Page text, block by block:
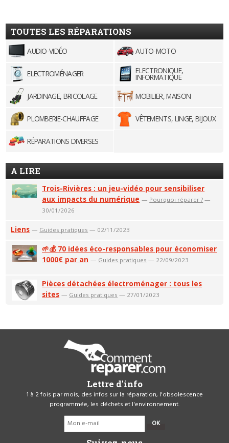
TOUTES LES RÉPARATIONS
AUDIO-VIDÉO AUTO-MOTO
ELECTROMÉNAGER ELECTRONIQUE,
INFORMATIQUE
JARDINAGE, BRICOLAGE
MOBILIER, MAISON
PLOMBERIE-CHAUFFAGE VÊTEMENTS, LINGE, BIJOUX
RÉPARATIONS DIVERSES
A LIRE
Trois-Rivières : un jeu-vidéo pour sensibiliser
aux impacts du numérique — Pourquoi réparer ? —
30/01/2026
Liens — Guides pratiques — 02/11/2023
🌱💰 70 idées éco-responsables pour économiser
1000€ par an — Guides pratiques — 22/09/2023
Pièces détachées électroménager : tous les
sites — Guides pratiques — 27/01/2023
Lettre d'info
1 à 2 fois par mois, des infos sur la réparation, l'obsolescence
programmée, les déchets et l'environnement.
OK